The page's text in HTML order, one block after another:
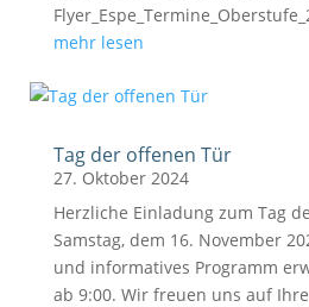
mehr lesen
Tag der offenen Tür
27. Oktober 2024
Herzliche Einladung zum Tag
Samstag, dem 16. November
und informatives Programm
ab 9:00. Wir freuen uns auf